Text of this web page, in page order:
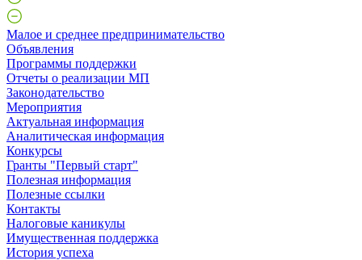
Малое и среднее предпринимательство
Объявления
Программы поддержки
Отчеты о реализации МП
Законодательство
Мероприятия
Актуальная информация
Аналитическая информация
Конкурсы
Гранты "Первый старт"
Полезная информация
Полезные ссылки
Контакты
Налоговые каникулы
Имущественная поддержка
История успеха